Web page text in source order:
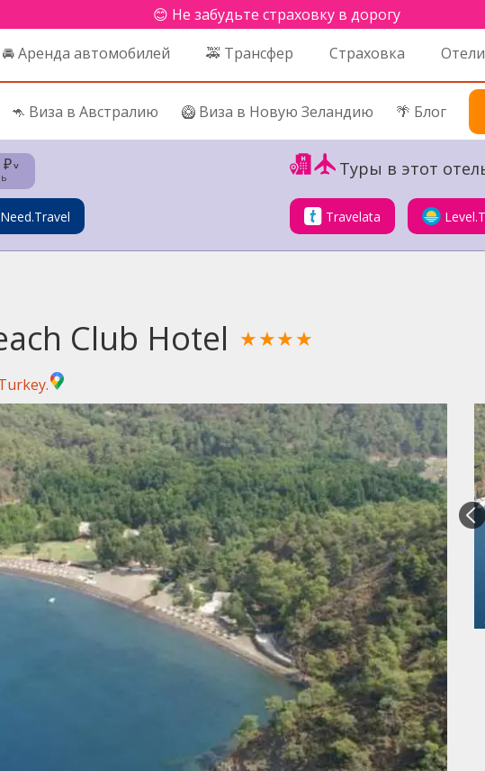
😊 Не забудьте страховку в дорогу
🚘 Аренда автомобилей 🚕 Трансфер Страховка Отели
🦘 Виза в Австралию 🥝 Виза в Новую Зеландию 🌴 Блог
₽˅
Need.Travel
Туры в этот
Travelata
Club Hotel ★★★★